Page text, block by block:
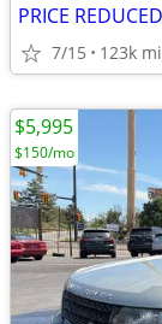
7/15 123k mi
$5,995
$150/mo